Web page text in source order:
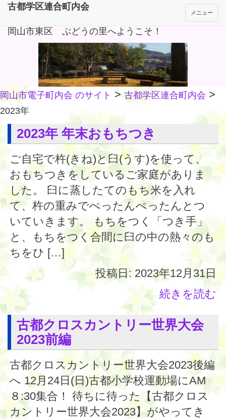
岡山市東区 ぶどうの里へようこそ！
メニュー
古都学区連合町内会
岡山市電子町内会 のサイト >古都学区連合町内会 >
2023年
2023年 年末おもちつき
ご自宅で杵(きね)と臼(うす)を使って、
おもちつきをしているご家庭がありま
した。 臼に蒸したてのもち米を入れ
て、杵の重みでぺったんぺったんとつ
いていきます。 もちをつく「つき手」
と、もちをつく合間に臼の中の熱々のも
ちをひ […]
投稿日: 2023年12月31日
続きを読む
古都クロスカントリー世界大会
2023前編
古都クロスカントリー世界大会2023後編
へ 12月24日(日)古都小学校運動場にAM
８:30集合！ 待ちに待った【古都クロス
カントリー世界大会2023】がやってき